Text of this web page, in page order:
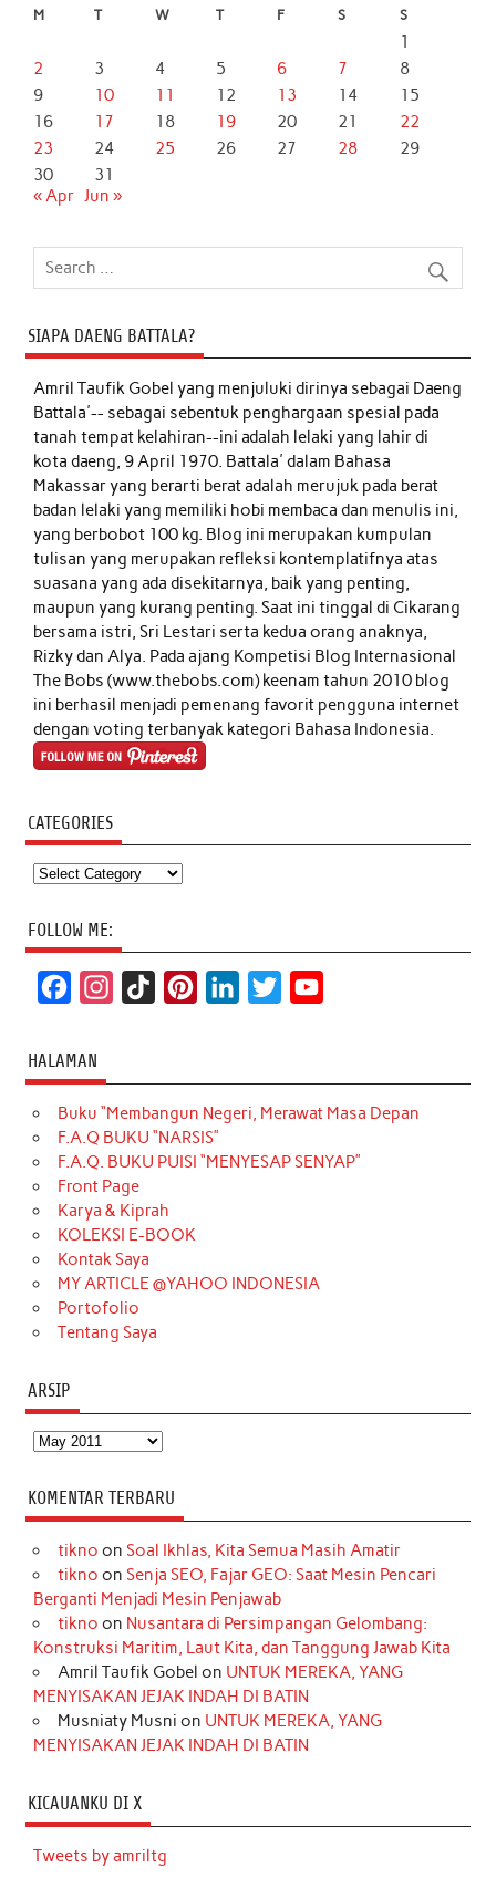
M T W T F S S
1
2
3 4 5 6 7
8
9
10 11 12 13 14
15
16
17 18 19 20 21
22
23
24 25 26 27 28
29
30
31
« Apr Jun »
SIAPA DAENG BATTALA?
Amril Taufik Gobelyang menjuluki dirinya sebagai Daeng
Battala'-- sebagai sebentuk penghargaan spesial pada
tanah tempat kelahiran--ini adalah lelaki yang lahir di
kota daeng, 9 April 1970. Battala' dalam Bahasa
Makassar yang berarti berat adalah merujuk pada berat
badan lelaki yang memiliki hobi membaca dan menulis ini,
yang berbobot 100 kg. Blog ini merupakan kumpulan
tulisan yang merupakan refleksi kontemplatifnya atas
suasana yang ada disekitarnya, baik yang penting,
maupun yang kurang penting. Saat ini tinggal di Cikarang
bersama istri, Sri Lestari serta kedua orang anaknya,
Rizky dan Alya. Pada ajang Kompetisi Blog Internasional
The Bobs (www.thebobs.com) keenam tahun 2010 blog
ini berhasil menjadi pemenang favorit pengguna internet
dengan voting terbanyak kategori Bahasa Indonesia.
CATEGORIES
Categories
FOLLOW ME:
c
e
b
o
o
k
t
a
g
r
a
m
T
o
k
t
e
r
k
e
d
t
t
e
T
u
b
HALAMAN
Buku “Membangun Negeri, Merawat Masa Depan
F.A.Q BUKU “NARSIS”
F.A.Q. BUKU PUISI “MENYESAP SENYAP”
Front Page
Karya & Kiprah
KOLEKSI E-BOOK
Kontak Saya
MY ARTICLE @YAHOO INDONESIA
Portofolio
Tentang Saya
ARSIP
Arsip
KOMENTAR TERBARU
tikno on Soal Ikhlas, Kita Semua Masih Amatir
tikno on Senja SEO, Fajar GEO: Saat Mesin Pencari
Berganti Menjadi Mesin Penjawab
tikno on Nusantara di Persimpangan Gelombang:
Konstruksi Maritim, Laut Kita, dan Tanggung Jawab Kita
Amril Taufik Gobel on UNTUK MEREKA, YANG
MENYISAKAN JEJAK INDAH DI BATIN
Musniaty Musni on UNTUK MEREKA, YANG
MENYISAKAN JEJAK INDAH DI BATIN
KICAUANKU DI X
Tweets by amriltg